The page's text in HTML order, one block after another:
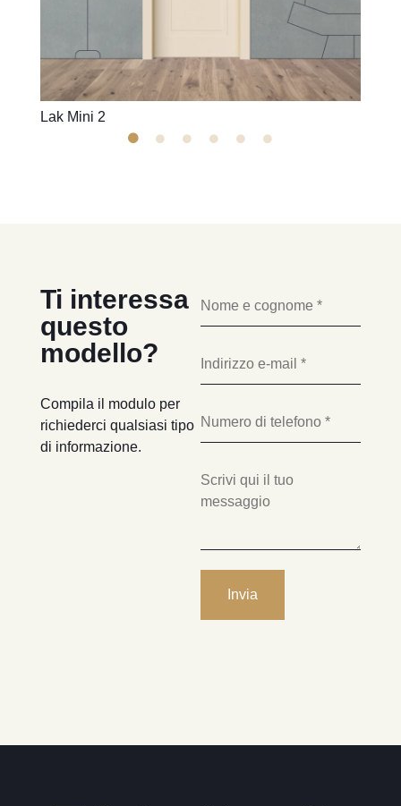
Lak Mini 2
Ti interessa
questo
modello?
Compila il modulo per
richiederci qualsiasi tipo
di informazione.